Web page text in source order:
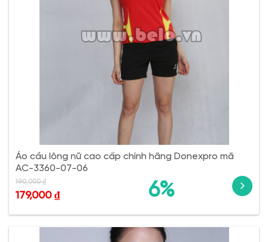
Áo cầu lông nữ cao cấp chính hãng Donexpro mã
AC-3360-07-06
6%
190,000₫
179,000 ₫